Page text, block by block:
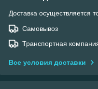
Доставка осуществляется
Самовывоз
Транспортная
Все условия доставки